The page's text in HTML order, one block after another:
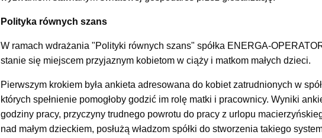
Polityka równych szans
W ramach wdrażania "Polityki równych szans" spółka ENERGA-
stanie się miejscem przyjaznym kobietom w ciąży i matkom małych dzieci.
Pierwszym krokiem była ankieta adresowana do kobiet zatrudnionych w
których spełnienie pomogłoby godzić im rolę matki i pracownicy. Wyniki
godziny pracy, przyczyny trudnego powrotu do pracy z urlopu
nad małym dzieckiem, posłużą władzom spółki do stworzenia takiego